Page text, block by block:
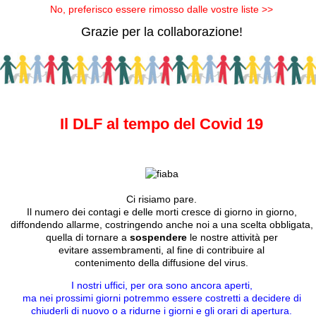
No, preferisco essere rimosso dalle vostre liste >>
Grazie per la collaborazione!
Il DLF al tempo del Covid 19
Ci risiamo pare.
Il numero dei contagi e delle morti cresce di giorno in giorno,
diffondendo allarme, costringendo anche noi a una scelta obbligata,
quella di tornare a sospenderele nostre attività per
evitare assembramenti, al fine di contribuire al
contenimento della diffusione del virus.
I nostri uffici, per ora sono ancora aperti,
ma nei prossimi giorni potremmo essere costretti a decidere di
chiuderli di nuovo o a ridurne i giorni e gli orari di apertura.